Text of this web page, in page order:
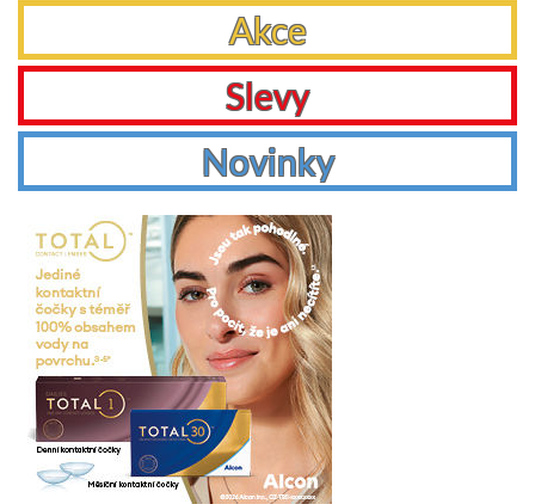
Akce
Slevy
Novinky